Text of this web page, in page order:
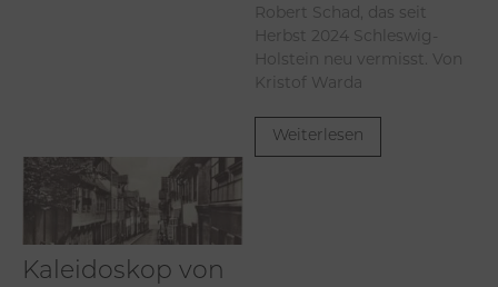
Robert Schad, das seit
Herbst 2024 Schleswig-
Holstein neu vermisst. Von
Kristof Warda
Weiterlesen
Kaleidoskop von